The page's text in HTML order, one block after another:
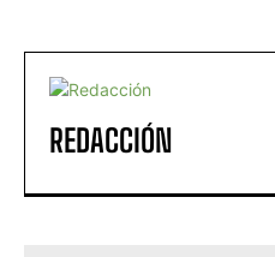
REDACCIÓN